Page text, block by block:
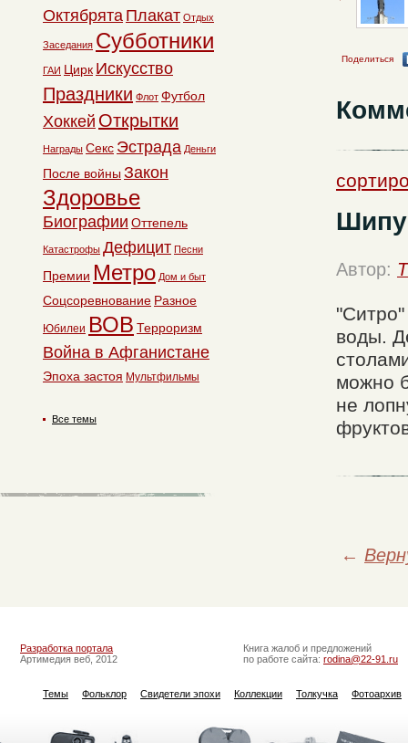
Поделиться
Автор:
воды.
можно
не
←
Октябрята Плакат Отдых
Заседания Субботники
ГАИ Цирк Искусство
Праздники Флот Футбол
Хоккей Открытки
Награды Секс Эстрада Деньги
После войны Закон
Здоровье
Биографии Оттепель
Катастрофы Дефицит Песни
Премии Метро Дом и быт
Соцсоревнование Разное
Юбилеи ВОВ Терроризм
Война в Афганистане
Эпоха застоя Мультфильмы
Все темы
Разработка портала
Артимедия веб, 2012
Книга жалоб и предложений
по работе сайта: rodina@22-91.ru
Темы Фольклор Свидетели эпохи Коллекции Толкучка Фотоархив